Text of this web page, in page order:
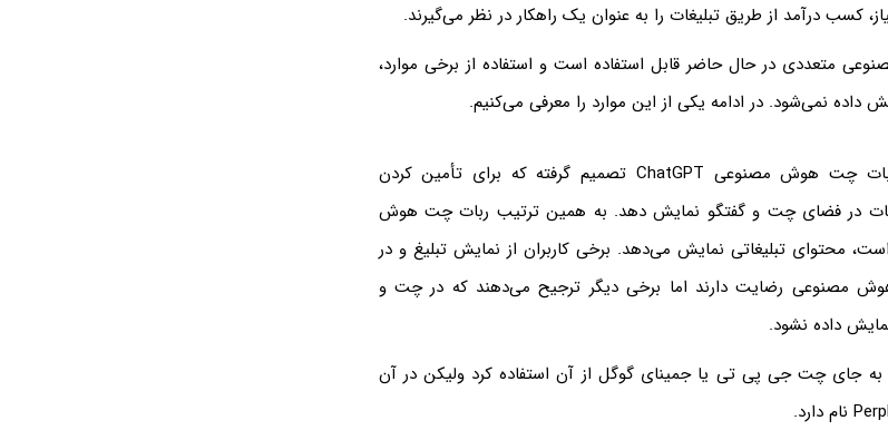
کسب درآمد از طریق تبلیغات را به عنوان یک راهکار در نظر می‌گیرند.
متعددی در حال حاضر قابل استفاده است و استفاده از برخی موارد،
داده نمی‌شود. در ادامه یکی از این موارد را معرفی می‌کنیم.
اخیراً شرکت OpenAI، سازنده‌ی ربات چت هوش مصنوعی ChatGPT تصمیم گرفته که برای تأمین کردن
در فضای چت و گفتگو نمایش دهد. به همین ترتیب ربات چت هوش
مصنوعی گوگل که نام آن Gemini است، محتوای تبلیغاتی نمایش می‌دهد. برخی کاربران از نمایش تبلیغ و در
مصنوعی رضایت دارند اما برخی دیگر ترجیح می‌دهند که در چت و
داده نشود.
جای چت جی پی تی یا جمینای گوگل از آن استفاده کرد ولیکن در آن